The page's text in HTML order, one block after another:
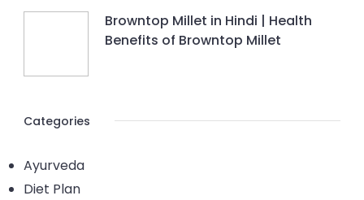
Browntop Millet in Hindi | Health
Benefits of Browntop Millet
Categories
Ayurveda
Diet Plan